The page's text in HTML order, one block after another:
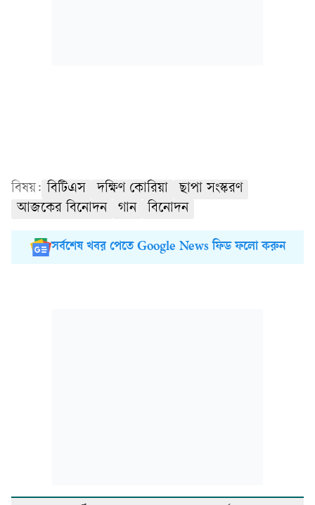
বিষয়: বিটিএস দক্ষিণ কোরিয়া
ছাপা সংস্করণ
আজকের বিনোদন
গান বিনোদন
সর্বশেষ খবর পেতে Google News ফিড ফলো করুন